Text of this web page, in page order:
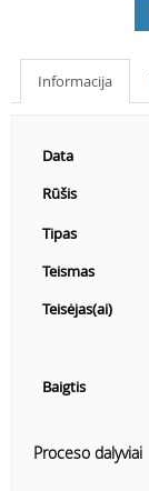
Informacija
Data
Rūšis
Tipas
Teismas
Teisėjas(ai)
Baigtis
Proceso dalyviai